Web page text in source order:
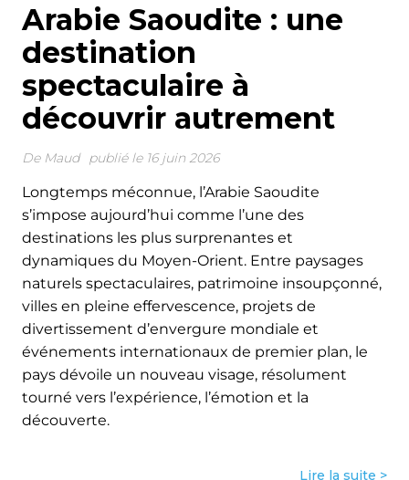
Arabie Saoudite : une
destination
spectaculaire à
découvrir autrement
De Maud publié le 16 juin 2026
Longtemps méconnue, l’Arabie Saoudite
s’impose aujourd’hui comme l’une des
destinations les plus surprenantes et
dynamiques du Moyen-Orient. Entre paysages
naturels spectaculaires, patrimoine insoupçonné,
villes en pleine effervescence, projets de
divertissement d’envergure mondiale et
événements internationaux de premier plan, le
pays dévoile un nouveau visage, résolument
tourné vers l’expérience, l’émotion et la
découverte.
Lire la suite >